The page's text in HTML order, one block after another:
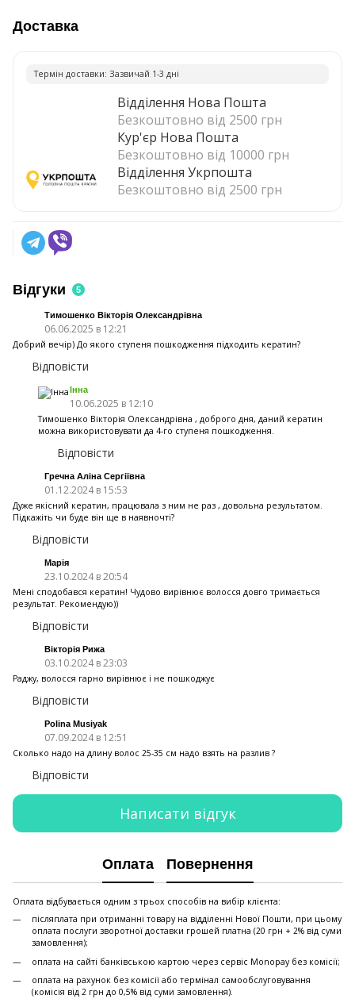
Доставка
Термiн доставки: Зазвичай 1-3 днi
Відділення Нова Пошта
Безкоштовно від 2500 грн
Кур'єр Нова Пошта
Безкоштовно від 10000 грн
Відділення Укрпошта
Безкоштовно від 2500 грн
Відгуки 5
Тимошенко Вікторія Олександрівна
06.06.2025 в 12:21
Добрий вечір) До якого ступеня пошкодження підходить кератин?
Відповісти
Інна
10.06.2025 в 12:10
Тимошенко Вікторія Олександрівна , доброго дня, даний кератин
можна використовувати да 4-го ступеня пошкодження.
Відповісти
Гречна Аліна Сергіївна
01.12.2024 в 15:53
Дуже якісний кератин, працювала з ним не раз , довольна результатом.
Підкажіть чи буде він ще в наявночті?
Відповісти
Марія
23.10.2024 в 20:54
Мені сподобався кератин! Чудово вирівнює волосся довго тримається
результат. Рекомендую))
Відповісти
Вікторія Рижа
03.10.2024 в 23:03
Раджу, волосся гарно вирівнює і не пошкоджує
Відповісти
Polina Musiyak
07.09.2024 в 12:51
Сколько надо на длину волос 25-35 см надо взять на разлив ?
Відповісти
Написати відгук
Оплата Повернення
Оплата відбувається одним з трьох способів на вибір клієнта:
післяплата при отриманні товару на відділенні Нової Пошти, при цьому
оплата послуги зворотної доставки грошей платна (20 грн + 2% від суми
замовлення);
оплата на сайті банківською картою через сервіс Monopay без комісії;
оплата на рахунок без комісії або термінал самообслуговування
(комісія від 2 грн до 0,5% від суми замовлення).